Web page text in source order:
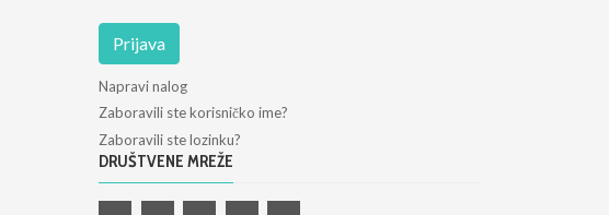
Prijava
Napravi nalog
Zaboravili ste korisničko ime?
Zaboravili ste lozinku?
DRUŠTVENE MREŽE